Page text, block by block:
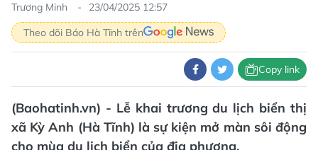
Trương Minh
23/04/2025 12:57
Theo dõi Báo Hà Tĩnh trên
Copy link
(Baohatinh.vn) - Lễ khai trương du lịch biển thị
xã Kỳ Anh (Hà Tĩnh) là sự kiện mở màn sôi động
cho mùa du lịch biển của địa phương.